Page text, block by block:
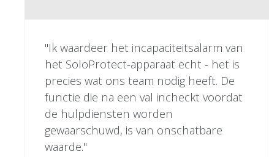
"Ik waardeer het incapaciteitsalarm van
het SoloProtect-apparaat echt - het is
precies wat ons team nodig heeft. De
functie die na een val incheckt voordat
de hulpdiensten worden
gewaarschuwd, is van onschatbare
waarde."